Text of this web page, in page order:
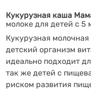
Кукурузная каша
молоке для детей с 5
Кукурузная
детский организм
идеально подходит
так же детей с
риском развития